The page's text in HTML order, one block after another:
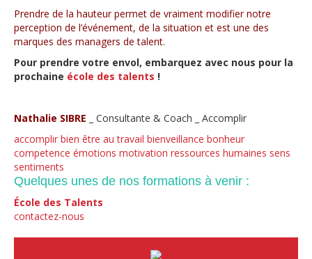
Prendre de la hauteur permet de vraiment modifier notre
perception de l’événement, de la situation et est une des
marques des managers de talent.
Pour prendre votre envol, embarquez avec nous pour la
prochaine école des talents !
Nathalie SIBRE
_ Consultante & Coach _ Accomplir
accomplir bien être au travail bienveillance bonheur
competence émotions motivation ressources humaines sens
sentiments
Quelques unes de nos formations à venir :
École des Talents
contactez-nous